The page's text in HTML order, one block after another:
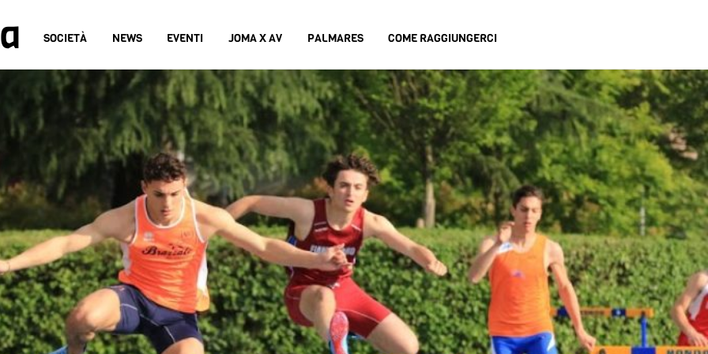
SOCIETÀ NEWS EVENTI JOMA X AV PALMARES COME RAGGIUNGERCI